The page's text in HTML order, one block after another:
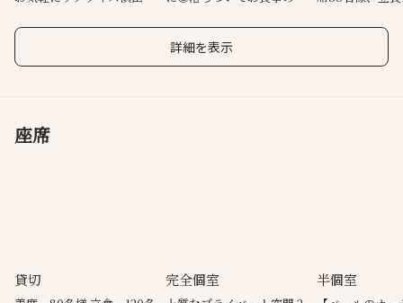
詳細を表示
座席
貸切 完全個室 半個室